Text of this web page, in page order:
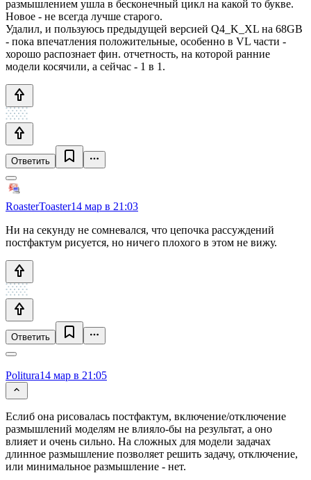
размышлением ушла в бесконечный цикл на какой то букве.
Новое - не всегда лучше старого.
Удалил, и пользуюсь предыдущей версией Q4_K_XL на 68GB
- пока впечатления положительные, особенно в VL части -
хорошо распознает фин. отчетность, на которой ранние
модели косячили, а сейчас - 1 в 1.
Ответить
RoasterToaster14 мар в 21:03
Ни на секунду не сомневался, что цепочка рассуждений
постфактум рисуется, но ничего плохого в этом не вижу.
Ответить
Politura14 мар в 21:05
Еслиб она рисовалась постфактум, включение/отключение
размышлений моделям не влияло-бы на результат, а оно
влияет и очень сильно. На сложных для модели задачах
длинное размышление позволяет решить задачу, отключение,
или минимальное размышление - нет.